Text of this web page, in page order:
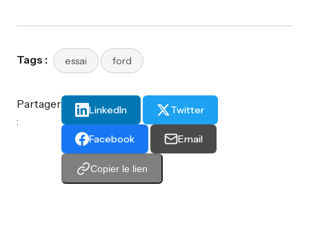
Tags : essai ford
Partager
:
LinkedIn Twitter
Facebook Email
Copier le lien